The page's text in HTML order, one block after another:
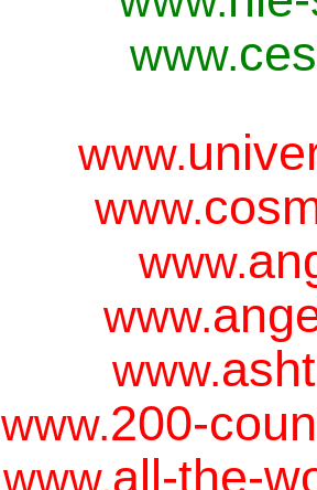
www.
www.
www.
www.
www.
www.
www.200-
www.all-the-